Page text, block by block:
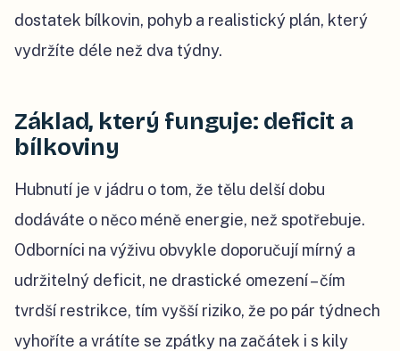
dostatek bílkovin, pohyb a realistický plán, který
vydržíte déle než dva týdny.
Základ, který funguje: deficit a
bílkoviny
Hubnutí je v jádru o tom, že tělu delší dobu
dodáváte o něco méně energie, než spotřebuje.
Odborníci na výživu obvykle doporučují mírný a
udržitelný deficit, ne drastické omezení – čím
tvrdší restrikce, tím vyšší riziko, že po pár týdnech
vyhoříte a vrátíte se zpátky na začátek i s kily